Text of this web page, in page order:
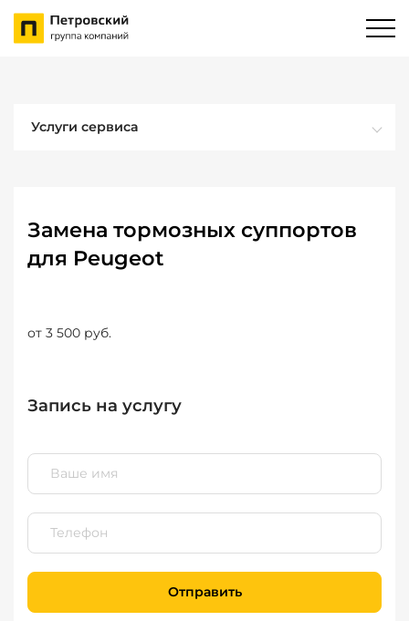
Услуги сервиса
Замена тормозных суппортов
для Peugeot
от 3 500 руб.
Запись на услугу
Отправить